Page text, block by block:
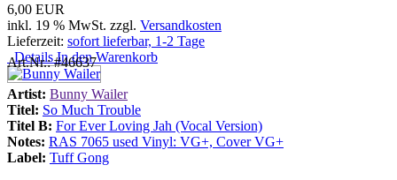
6,00 EUR
inkl. 19 % MwSt. zzgl. Versandkosten
Lieferzeit: sofort lieferbar, 1-2 Tage
DetailsIn den Warenkorb
Art.Nr.: #46637
Artist: Bunny Wailer
Titel: So Much Trouble
Titel B: For Ever Loving Jah (Vocal Version)
Notes: RAS 7065 used Vinyl: VG+, Cover VG+
Label: Tuff Gong